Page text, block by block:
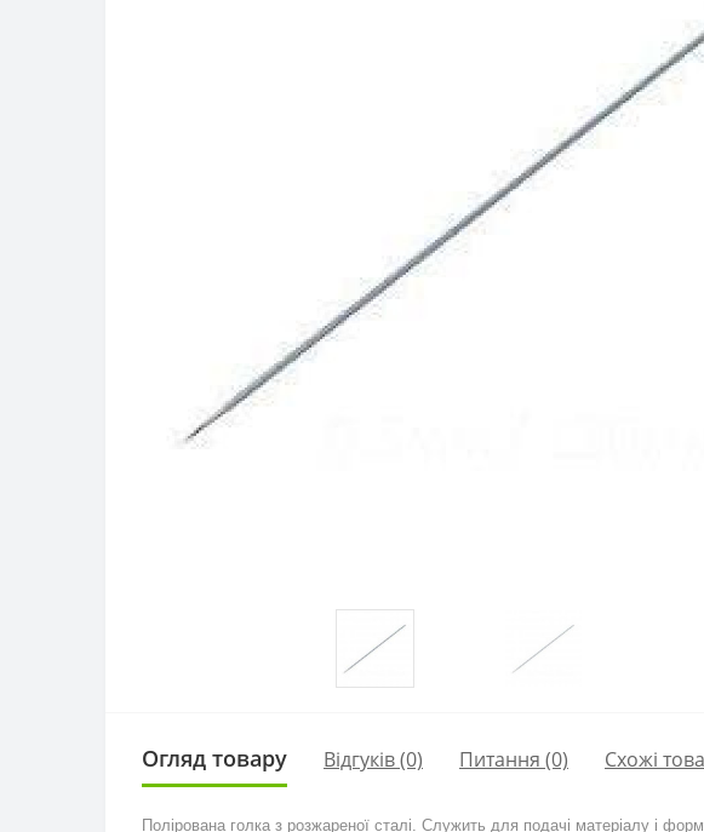
Огляд товару Відгуків (0) Питання (0) Схожі
Полірована голка з розжареної сталі. Служить для подачі матеріалу і